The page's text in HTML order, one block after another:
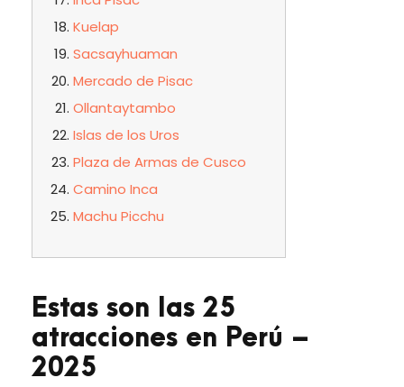
Kuelap
Sacsayhuaman
Mercado de Pisac
Ollantaytambo
Islas de los Uros
Plaza de Armas de Cusco
Camino Inca
Machu Picchu
Estas son las 25
atracciones en Perú –
2025